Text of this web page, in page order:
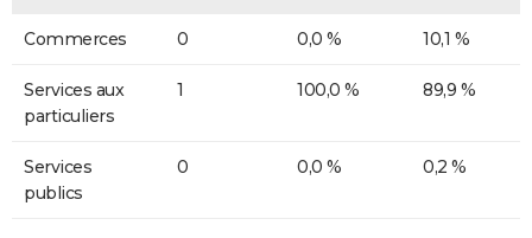
Commerces 0 0,0 % 10,1 %
Services aux
particuliers
1 100,0 % 89,9 %
Services
publics
0 0,0 % 0,2 %